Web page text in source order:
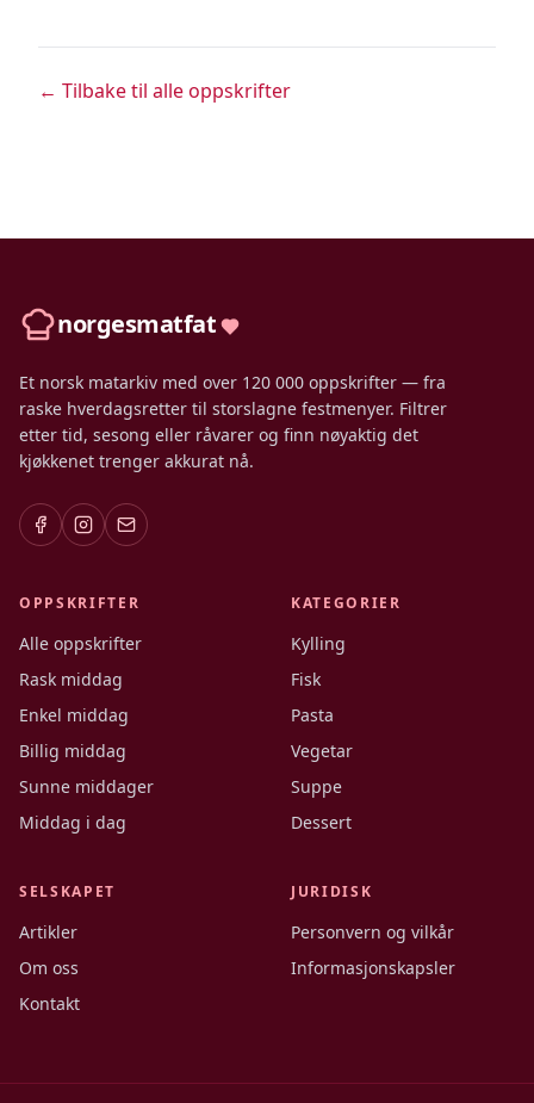
← Tilbake til alle oppskrifter
norgesmatfat
Et norsk matarkiv med over 120 000 oppskrifter — fra
raske hverdagsretter til storslagne festmenyer. Filtrer
etter tid, sesong eller råvarer og finn nøyaktig det
kjøkkenet trenger akkurat nå.
OPPSKRIFTER
Alle oppskrifter
Rask middag
Enkel middag
Billig middag
Sunne middager
Middag i dag
KATEGORIER
Kylling
Fisk
Pasta
Vegetar
Suppe
Dessert
SELSKAPET
Artikler
Om oss
Kontakt
JURIDISK
Personvern og vilkår
Informasjonskapsler